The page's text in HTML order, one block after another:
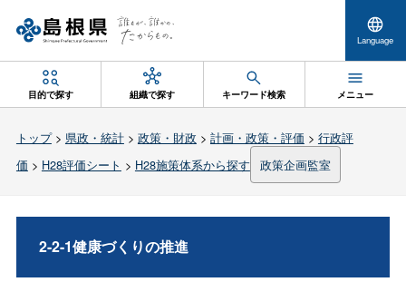
Language
目的で探す 組織で探す キーワード検索 メニュー
トップ> 県政・統計> 政策・財政 > 計画・政策・評価 > 行政評
価 > H28評価シート > H28施策体系から探す 政策企画監室
2-2-1健康づくりの推進